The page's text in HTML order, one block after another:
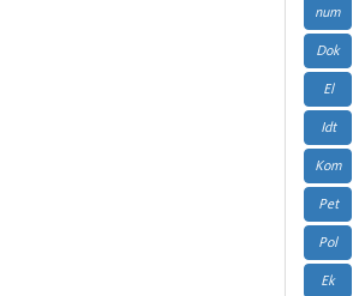
num
Dok
El
Idt
Kom
Pet
Pol
Ek